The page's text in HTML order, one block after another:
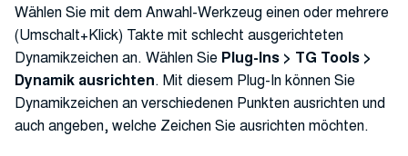
Wählen Sie mit dem Anwahl-Werkzeug einen oder mehrere
(Umschalt+Klick) Takte mit schlecht ausgerichteten
Dynamikzeichen an. Wählen Sie Plug-Ins > TG Tools >
Dynamik ausrichten. Mit diesem Plug-In können Sie
Dynamikzeichen an verschiedenen Punkten ausrichten und
auch angeben, welche Zeichen Sie ausrichten möchten.